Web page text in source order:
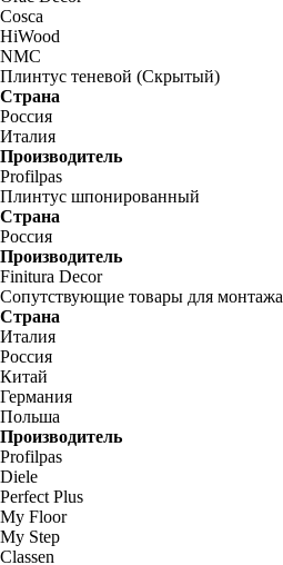
Cosca
HiWood
NMC
Плинтус теневой (Скрытый)
Страна
Россия
Италия
Производитель
Profilpas
Плинтус шпонированный
Страна
Россия
Производитель
Finitura Decor
Сопутствующие товары для монтажа
Страна
Италия
Россия
Китай
Германия
Польша
Производитель
Profilpas
Diele
Perfect Plus
My Floor
My Step
Classen